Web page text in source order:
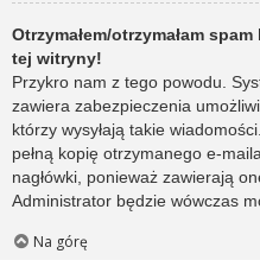
Otrzymałem/otrzymałam
tej witryny!
Przykro nam z tego powodu.
zawiera zabezpieczenia
którzy wysyłają takie
pełną kopię otrzymanego e-
nagłówki, ponieważ zawierają
Administrator będzie wówczas
Na górę